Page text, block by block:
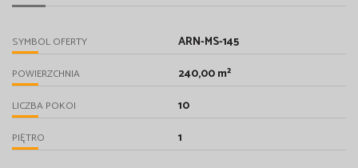
SYMBOL OFERTY ARN-MS-145
POWIERZCHNIA 240,00 m²
LICZBA POKOI 10
PIĘTRO 1